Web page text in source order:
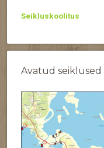
Seikluskoolitus
Avatud seiklused